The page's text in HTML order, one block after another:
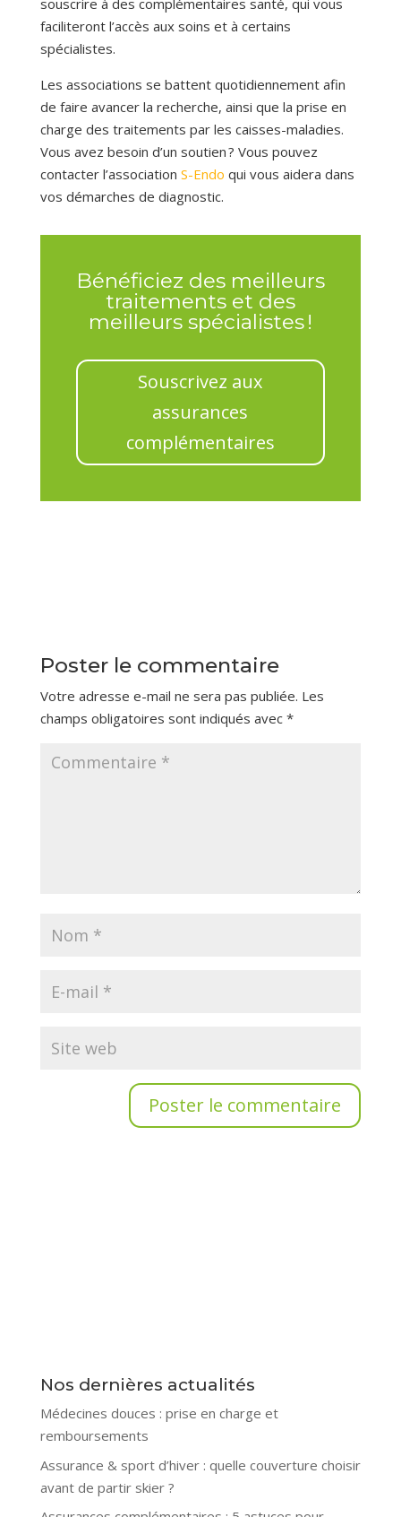
souscrire à des complémentaires santé, qui vous
faciliteront l’accès aux soins et à certains
spécialistes.
Les associations se battent quotidiennement afin
de faire avancer la recherche, ainsi que la prise en
charge des traitements par les caisses-maladies.
Vous avez besoin d’un soutien ? Vous pouvez
contacter l’association S-Endo qui vous aidera dans
vos démarches de diagnostic.
Bénéficiez des meilleurs
traitements et des
meilleurs spécialistes !
Souscrivez aux
assurances
complémentaires
Poster le commentaire
Votre adresse e-mail ne sera pas publiée. Les
champs obligatoires sont indiqués avec *
Nos dernières actualités
Médecines douces : prise en charge et
remboursements
Assurance & sport d’hiver : quelle couverture choisir
avant de partir skier ?